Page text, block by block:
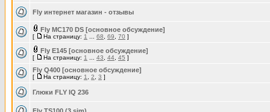
Fly интернет магазин - отзывы
Fly MC170 DS [основное обсуждение]
[ На страницу: 1 68 69 70 ]
Fly E145 [основное обсуждение]
[ На страницу: 1 43 44 45 ]
Fly Q400 [основное обсуждение]
[ На страницу: 1 2 3 ]
Глюки FLY IQ 236